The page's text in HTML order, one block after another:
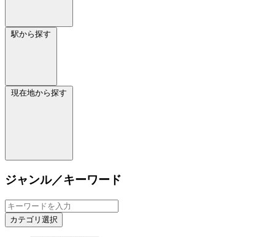
駅から探す
現在地から探す
ジャンル／キーワード
カテゴリ選択